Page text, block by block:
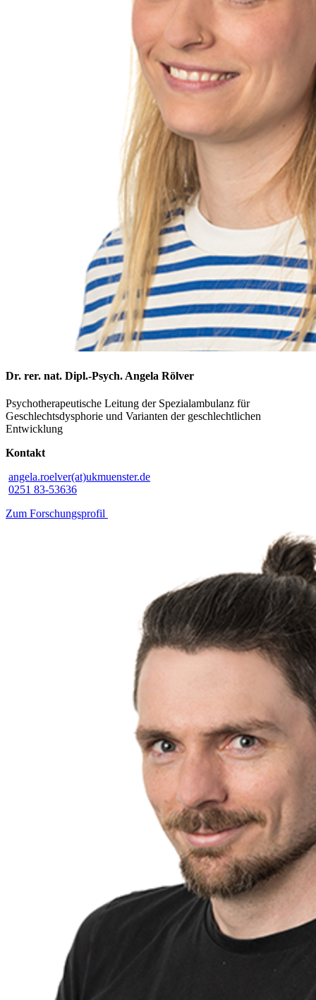
Dr. rer. nat. Dipl.-Psych. Angela Rölver
Psychotherapeutische Leitung der Spezialambulanz für
Geschlechtsdysphorie und Varianten der geschlechtlichen
Entwicklung
Kontakt
angela.roelver(at)ukmuenster.de
0251 83-53636
Zum Forschungsprofil